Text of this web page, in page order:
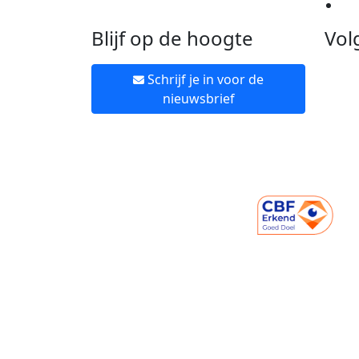
Blijf op de hoogte
Schrijf je in voor de
nieuwsbrief